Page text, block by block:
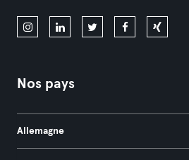
Nos pays
Allemagne